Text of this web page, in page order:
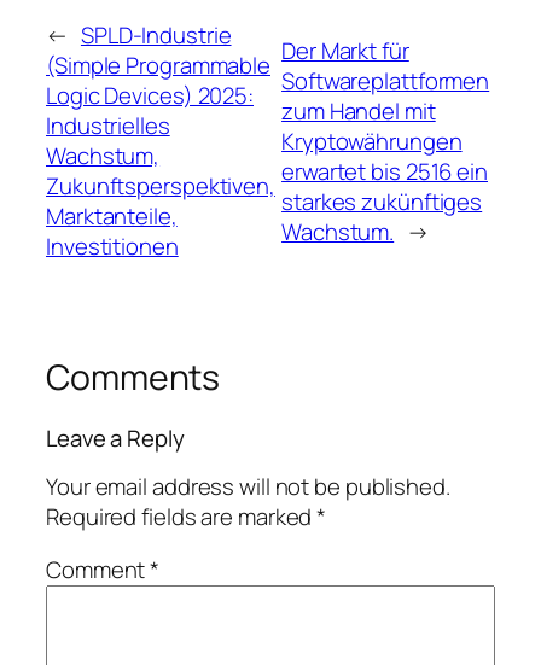
← SPLD-Industrie
(Simple Programmable
Logic Devices) 2025:
Industrielles
Wachstum,
Zukunftsperspektiven,
Marktanteile,
Investitionen
Der Markt für
Softwareplattformen
zum Handel mit
Kryptowährungen
erwartet bis 2516 ein
starkes zukünftiges
Wachstum. →
Comments
Leave a Reply
Your email address will not be published.
Required fields are marked*
Comment*